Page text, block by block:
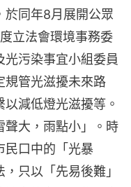
於同年8月展開公眾
立法會環境事務委
光污染事宜小組委員
規管光滋擾未來路
減低燈光滋擾等。
聲大，雨點小」。時
民口中的「光暴
只以「先易後難」